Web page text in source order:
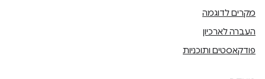
מקרים לדוגמה
העברה לארכיון
פודקאסטים ותוכניות